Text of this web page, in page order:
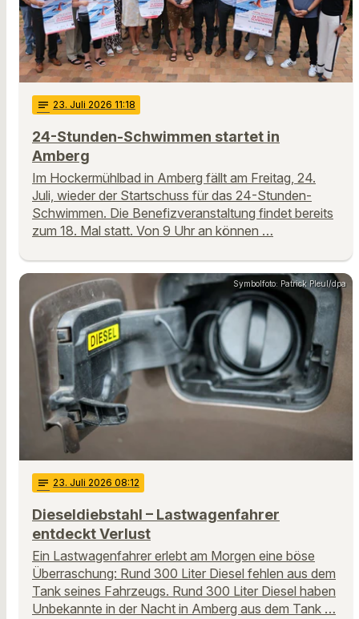
notes 23. Juli 2026 11:18
24-Stunden-Schwimmen startet in
Amberg
Im Hockermühlbad in Amberg fällt am Freitag, 24.
Juli, wieder der Startschuss für das 24-Stunden-
Schwimmen. Die Benefizveranstaltung findet bereits
zum 18. Mal statt. Von 9 Uhr an können …
Symbolfoto: Patrick Pleul/dpa
notes 23. Juli 2026 08:12
Dieseldiebstahl – Lastwagenfahrer
entdeckt Verlust
Ein Lastwagenfahrer erlebt am Morgen eine böse
Überraschung: Rund 300 Liter Diesel fehlen aus dem
Tank seines Fahrzeugs. Rund 300 Liter Diesel haben
Unbekannte in der Nacht in Amberg aus dem Tank …